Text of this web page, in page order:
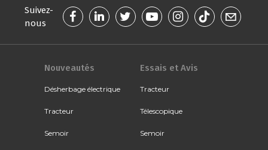
Suivez-
nous
Nouveautés
Désherbage électrique
Tracteur
Semoir
Essais et Avis
Tracteur
Télescopique
Semoir